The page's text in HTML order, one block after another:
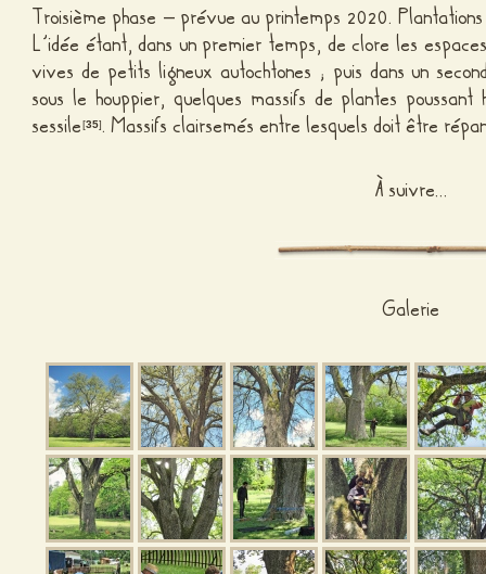
Troisième phase – prévue au printemps 2020.
L’idée étant, dans un premier temps, de clore les
vives de petits ligneux autochtones ; puis dans un
sous le houppier, quelques massifs de plantes
sessile[35]. Massifs clairsemés entre lesquels doit être
À suivre…
Galerie